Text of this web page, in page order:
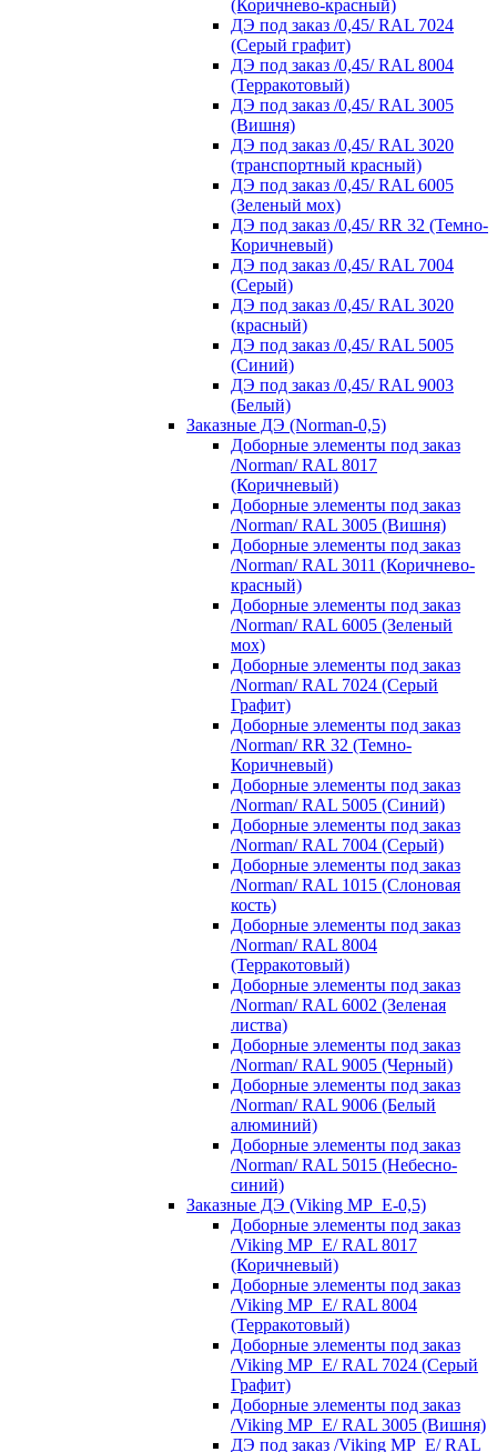
(Коричнево-красный)
ДЭ под заказ /0,45/ RAL 7024
(Серый графит)
ДЭ под заказ /0,45/ RAL 8004
(Терракотовый)
ДЭ под заказ /0,45/ RAL 3005
(Вишня)
ДЭ под заказ /0,45/ RAL 3020
(транспортный красный)
ДЭ под заказ /0,45/ RAL 6005
(Зеленый мох)
ДЭ под заказ /0,45/ RR 32 (Темно-
Коричневый)
ДЭ под заказ /0,45/ RAL 7004
(Серый)
ДЭ под заказ /0,45/ RAL 3020
(красный)
ДЭ под заказ /0,45/ RAL 5005
(Синий)
ДЭ под заказ /0,45/ RAL 9003
(Белый)
Заказные ДЭ (Norman-0,5)
Доборные элементы под заказ
/Norman/ RAL 8017
(Коричневый)
Доборные элементы под заказ
/Norman/ RAL 3005 (Вишня)
Доборные элементы под заказ
/Norman/ RAL 3011 (Коричнево-
красный)
Доборные элементы под заказ
/Norman/ RAL 6005 (Зеленый
мох)
Доборные элементы под заказ
/Norman/ RAL 7024 (Серый
Графит)
Доборные элементы под заказ
/Norman/ RR 32 (Темно-
Коричневый)
Доборные элементы под заказ
/Norman/ RAL 5005 (Синий)
Доборные элементы под заказ
/Norman/ RAL 7004 (Серый)
Доборные элементы под заказ
/Norman/ RAL 1015 (Слоновая
кость)
Доборные элементы под заказ
/Norman/ RAL 8004
(Терракотовый)
Доборные элементы под заказ
/Norman/ RAL 6002 (Зеленая
листва)
Доборные элементы под заказ
/Norman/ RAL 9005 (Черный)
Доборные элементы под заказ
/Norman/ RAL 9006 (Белый
алюминий)
Доборные элементы под заказ
/Norman/ RAL 5015 (Небесно-
синий)
Заказные ДЭ (Viking MP_E-0,5)
Доборные элементы под заказ
/Viking MP_E/ RAL 8017
(Коричневый)
Доборные элементы под заказ
/Viking MP_E/ RAL 8004
(Терракотовый)
Доборные элементы под заказ
/Viking MP_E/ RAL 7024 (Серый
Графит)
Доборные элементы под заказ
/Viking MP_E/ RAL 3005 (Вишня)
ДЭ под заказ /Viking MP_E/ RAL